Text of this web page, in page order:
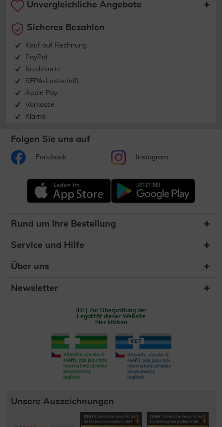
Unvergleichliche Angebote
Sicheres Bezahlen
Kauf auf Rechnung
PayPal
Kreditkarte
SEPA-Lastschrift
Apple Pay
Vorkasse
Klarna
Folgen Sie uns auf
Facebook Instagram
Rund um Ihre Bestellung
Service und Hilfe
Über uns
Newsletter
(DE) Zur Überprüfung der
Legalität dieser Website
hier klicken
Unsere Auszeichnungen